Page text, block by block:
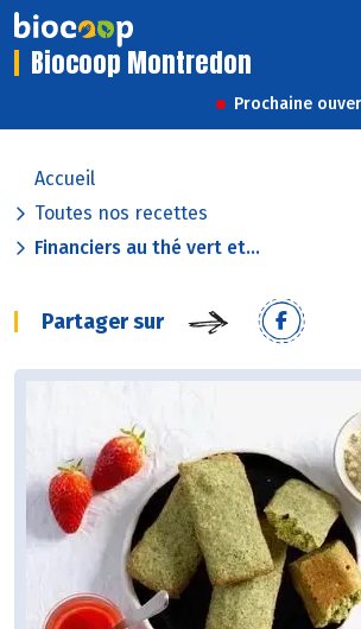
Biocoop Montredon
Prochaine
Accueil
Toutes nos recettes
Financiers au thé vert et...
Partager sur